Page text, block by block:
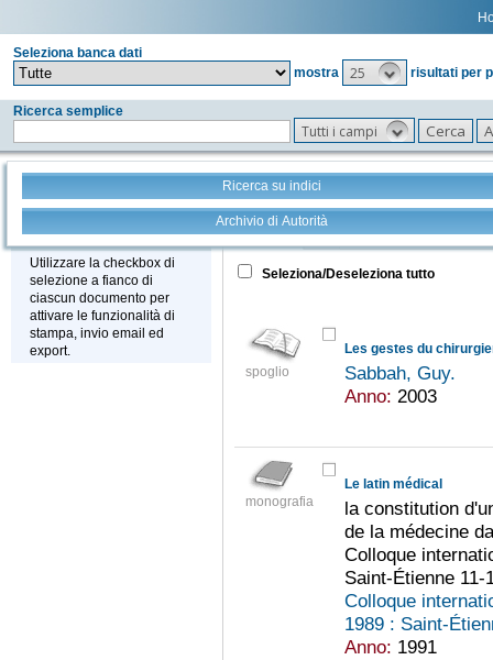
Seleziona banca dati
mostra
25 risultati per
Ricerca semplice
Tutti i campi
Ricerca su indici
Archivio di Autorità
Stampa - Email - Export
Utilizzare la checkbox di
selezione a fianco di
ciascun documento per
attivare le funzionalità di
stampa, invio email ed
export.
Tutto +
Seleziona/Deseleziona tutto
spoglio
Les gestes du
Sabbah, Guy.
Anno: 2003
monografia
Le latin médical
la constitution
de la médecine
Colloque
Saint-Étienne 11-
Colloque
1989 : Saint-
Anno: 1991